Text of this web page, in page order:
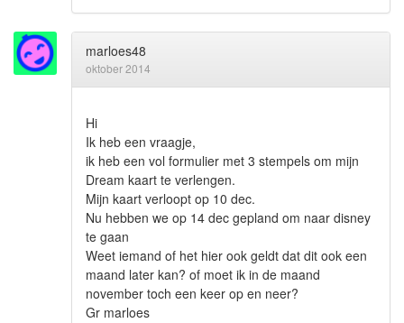
marloes48
oktober 2014
Hi
Ik heb een vraagje,
ik heb een vol formulier met 3 stempels om mijn
Dream kaart te verlengen.
Mijn kaart verloopt op 10 dec.
Nu hebben we op 14 dec gepland om naar disney
te gaan
Weet iemand of het hier ook geldt dat dit ook een
maand later kan? of moet ik in de maand
november toch een keer op en neer?
Gr marloes